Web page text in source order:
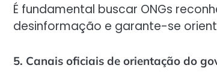
É fundamental buscar ONGs
desinformação e garante-se
5. Canais oficiais de orientação do